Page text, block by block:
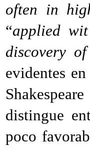
often in
“applied
discovery
evidentes
distingue
poco